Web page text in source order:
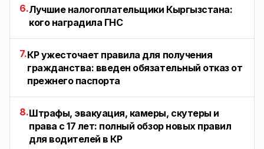
6.Лучшие налогоплательщики Кыргызстана:
кого наградила ГНС
7.КР ужесточает правила для получения
гражданства: введен обязательный отказ от
прежнего паспорта
8.Штрафы, эвакуация, камеры, скутеры и
права с 17 лет: полный обзор новых правил
для водителей в КР